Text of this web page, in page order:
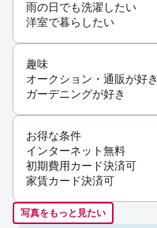
雨の日でも洗濯したい
洋室で暮らしたい
趣味
オークション・通販が好き
ガーデニングが好き
お得な条件
インターネット無料
初期費用カード決済可
家賃カード決済可
写真をもっと見たい